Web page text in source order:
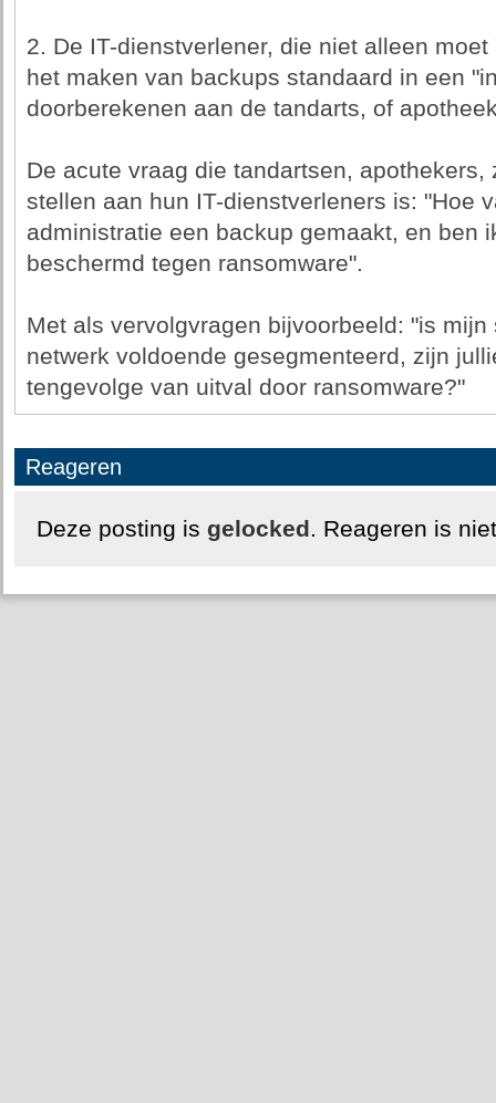
2. De IT-dienstverlener, die niet alleen
het maken van backups standaard in een
doorberekenen aan de tandarts, of
De acute vraag die tandartsen, apothekers,
stellen aan hun IT-dienstverleners is: "Hoe
administratie een backup gemaakt, en ben
beschermd tegen ransomware".
Met als vervolgvragen bijvoorbeeld: "is
netwerk voldoende gesegmenteerd, zijn
tengevolge van uitval door ransomware?"
Reageren
Deze posting is gelocked. Reageren is